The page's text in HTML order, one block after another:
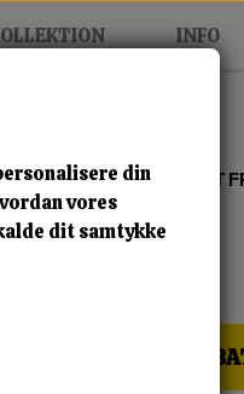
INFO
FOR 2 • FRI FRAGT
KLIK HER OG FÅ
din
vores
dit samtykke